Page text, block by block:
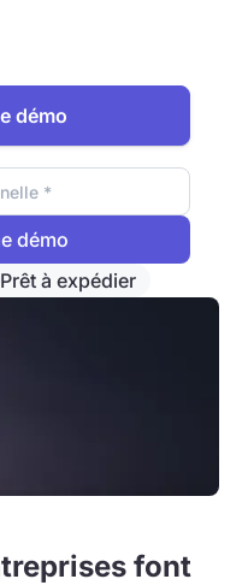
démo
Prêt à expédier
font